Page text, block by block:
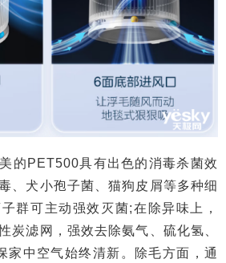
PET500具有出色的消毒杀菌效
、犬小孢子菌、猫狗皮屑等多种细
群可主动强效灭菌;在除异味上，
炭滤网，强效去除氨气、硫化氢、
家中空气始终清新。除毛方面，通